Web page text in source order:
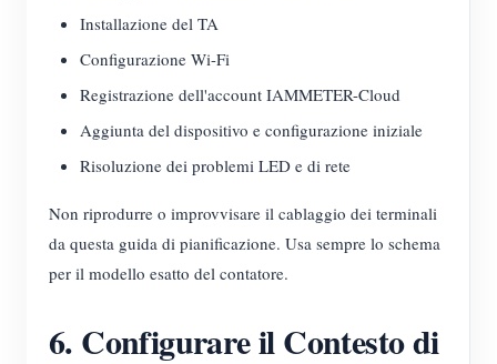
Installazione del TA
Configurazione Wi-Fi
Registrazione dell'account IAMMETER-Cloud
Aggiunta del dispositivo e configurazione iniziale
Risoluzione dei problemi LED e di rete
Non riprodurre o improvvisare il cablaggio dei terminali
da questa guida di pianificazione. Usa sempre lo schema
per il modello esatto del contatore.
6. Configurare il Contesto di